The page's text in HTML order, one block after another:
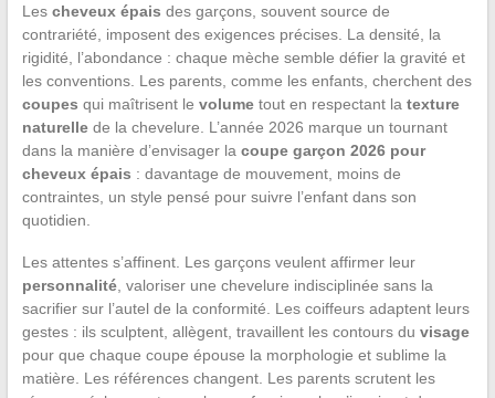
Les cheveux épais des garçons, souvent source de
contrariété, imposent des exigences précises. La densité, la
rigidité, l’abondance : chaque mèche semble défier la gravité et
les conventions. Les parents, comme les enfants, cherchent des
coupes qui maîtrisent le volumetout en respectant la texture
naturellede la chevelure. L’année 2026 marque un tournant
dans la manière d’envisager la coupe garçon 2026 pour
cheveux épais : davantage de mouvement, moins de
contraintes, un style pensé pour suivre l’enfant dans son
quotidien.
Les attentes s’affinent. Les garçons veulent affirmer leur
personnalité, valoriser une chevelure indisciplinée sans la
sacrifier sur l’autel de la conformité. Les coiffeurs adaptent leurs
gestes : ils sculptent, allègent, travaillent les contours du visage
pour que chaque coupe épouse la morphologie et sublime la
matière. Les références changent. Les parents scrutent les